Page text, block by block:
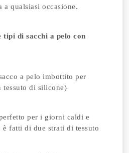
a qualsiasi occasione.
tipi di sacchi a pelo con
a pelo imbottito per
tessuto di silicone)
per i giorni caldi e
fatti di due strati di tessuto